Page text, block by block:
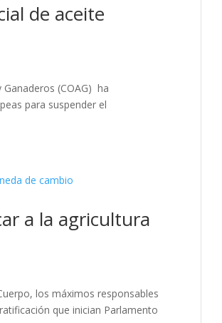
de aceite
(COAG) ha
para suspender el
a la agricultura
los máximos responsables
que inician Parlamento